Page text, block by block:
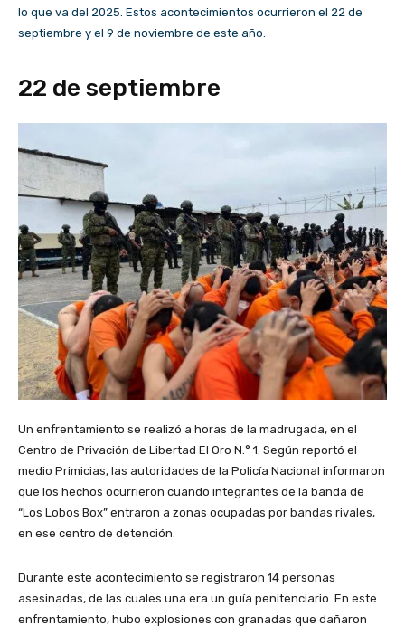
lo que va del 2025. Estos acontecimientos ocurrieron el 22 de
septiembre y el 9 de noviembre de este año.
22 de septiembre
Un enfrentamiento se realizó a horas de la madrugada, en el
Centro de Privación de Libertad El Oro N.° 1. Según reportó el
medio Primicias, las autoridades de la Policía Nacional informaron
que los hechos ocurrieron cuando integrantes de la banda de
“Los Lobos Box” entraron a zonas ocupadas por bandas rivales,
en ese centro de detención.
Durante este acontecimiento se registraron 14 personas
asesinadas, de las cuales una era un guía penitenciario. En este
enfrentamiento, hubo explosiones con granadas que dañaron